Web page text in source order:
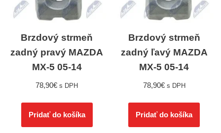
Brzdový strmeň
zadný pravý MAZDA
MX-5 05-14
78,90€ s DPH
Pridať do košíka
Brzdový strmeň
zadný ľavý MAZDA
MX-5 05-14
78,90€ s DPH
Pridať do košíka